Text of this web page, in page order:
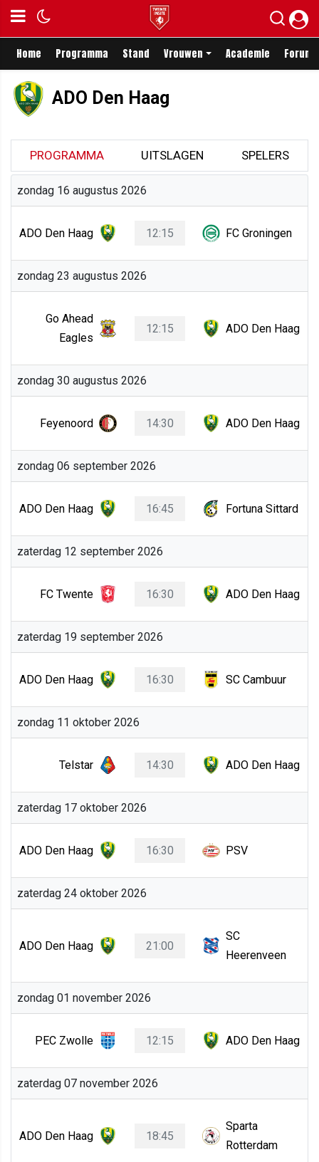
Home Programma Stand Vrouwen Academie Forum
ADO Den Haag
PROGRAMMA UITSLAGEN SPELERS
zondag 16 augustus 2026
ADO Den Haag 12:15 FC Groningen
zondag 23 augustus 2026
Go Ahead
Eagles
12:15 ADO Den Haag
zondag 30 augustus 2026
Feyenoord 14:30 ADO Den Haag
zondag 06 september 2026
ADO Den Haag 16:45 Fortuna Sittard
zaterdag 12 september 2026
FC Twente 16:30 ADO Den Haag
zaterdag 19 september 2026
ADO Den Haag 16:30 SC Cambuur
zondag 11 oktober 2026
Telstar 14:30 ADO Den Haag
zaterdag 17 oktober 2026
ADO Den Haag 16:30 PSV
zaterdag 24 oktober 2026
ADO Den Haag 21:00
SC
Heerenveen
zondag 01 november 2026
PEC Zwolle 12:15 ADO Den Haag
zaterdag 07 november 2026
ADO Den Haag 18:45
Sparta
Rotterdam